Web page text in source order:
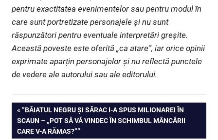
pentru exactitatea evenimentelor sau pentru modul în
care sunt portretizate personajele și nu sunt
răspunzători pentru eventuale interpretări greșite.
Această poveste este oferită „ca atare”, iar orice opinii
exprimate aparțin personajelor și nu reflectă punctele
de vedere ale autorului sau ale editorului.
Navigare
în
PREVIOUS
POST:
”BĂIATUL NEGRU ȘI SĂRAC I-A SPUS MILIONAREI ÎN
SCAUN – „POT SĂ VĂ VINDEC ÎN SCHIMBUL MÂNCĂRII
CARE V-A RĂMAS?””